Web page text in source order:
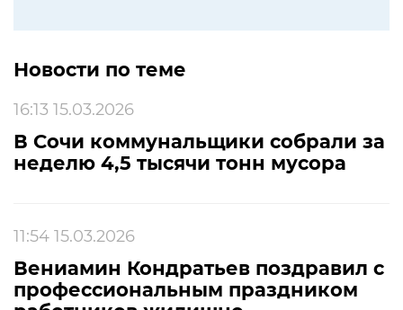
Новости по теме
16:13 15.03.2026
В Сочи коммунальщики собрали за
неделю 4,5 тысячи тонн мусора
11:54 15.03.2026
Вениамин Кондратьев поздравил с
профессиональным праздником